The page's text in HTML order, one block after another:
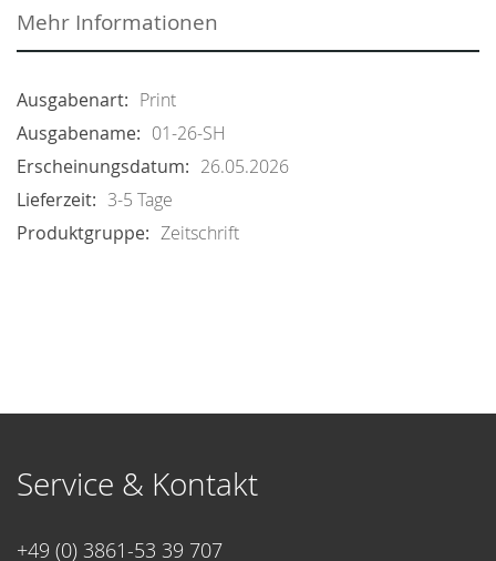
Mehr Informationen
Print
01-26-SH
26.05.2026
3-5 Tage
Zeitschrift
Service & Kontakt
+49 (0) 3861-53 39 707